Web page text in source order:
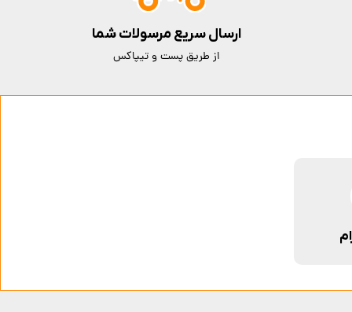
ارسال سریع مرسولات شما
از طریق پست و تیپاکس